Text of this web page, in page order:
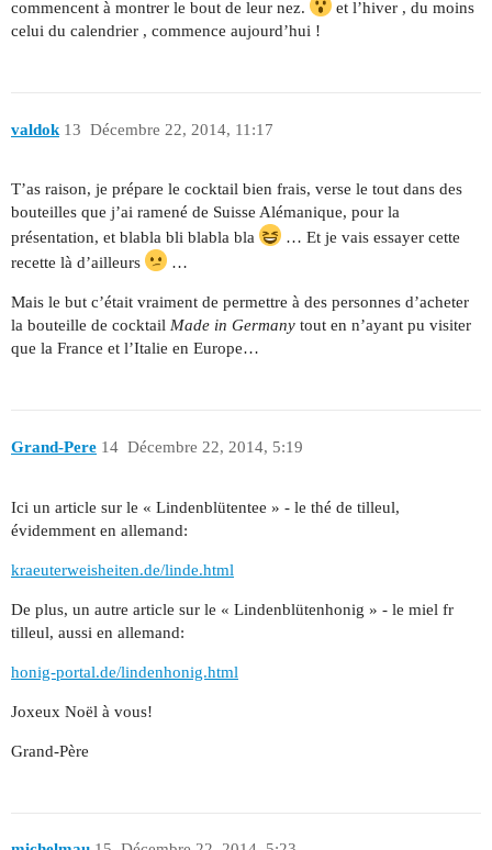
commencent à montrer le bout de leur nez.
et l’hiver , du moins
celui du calendrier , commence aujourd’hui !
valdok Décembre 22, 2014, 11:17
13
T’as raison, je prépare le cocktail bien frais, verse le tout dans des
bouteilles que j’ai ramené de Suisse Alémanique, pour la
présentation, et blabla bli blabla bla
… Et je vais essayer cette
recette là d’ailleurs
…
Mais le but c’était vraiment de permettre à des personnes d’acheter
la bouteille de cocktail Made in Germany tout en n’ayant pu visiter
que la France et l’Italie en Europe…
Grand-Pere Décembre 22, 2014, 5:19
14
Ici un article sur le « Lindenblütentee » - le thé de tilleul,
évidemment en allemand:
kraeuterweisheiten.de/linde.html
De plus, un autre article sur le « Lindenblütenhonig » - le miel fr
tilleul, aussi en allemand:
honig-portal.de/lindenhonig.html
Joxeux Noël à vous!
Grand-Père